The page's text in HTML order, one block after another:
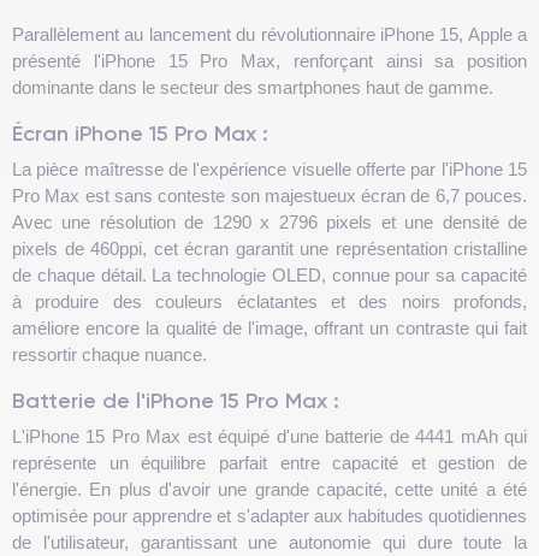
Parallèlement au lancement du révolutionnaire iPhone 15, Apple a
présenté l'iPhone 15 Pro Max, renforçant ainsi sa position
dominante dans le secteur des smartphones haut de gamme.
Écran iPhone 15 Pro Max :
La pièce maîtresse de l'expérience visuelle offerte par l'iPhone 15
Pro Max est sans conteste son majestueux écran de 6,7 pouces.
Avec une résolution de 1290 x 2796 pixels et une densité de
pixels de 460ppi, cet écran garantit une représentation cristalline
de chaque détail. La technologie OLED, connue pour sa capacité
à produire des couleurs éclatantes et des noirs profonds,
améliore encore la qualité de l'image, offrant un contraste qui fait
ressortir chaque nuance.
Batterie de l'iPhone 15 Pro Max :
L'iPhone 15 Pro Max est équipé d'une batterie de 4441 mAh qui
représente un équilibre parfait entre capacité et gestion de
l'énergie. En plus d'avoir une grande capacité, cette unité a été
optimisée pour apprendre et s'adapter aux habitudes quotidiennes
de l'utilisateur, garantissant une autonomie qui dure toute la